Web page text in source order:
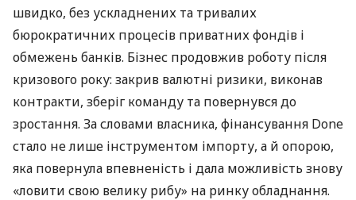
швидко, без ускладнених та тривалих
бюрократичних процесів приватних фондів і
обмежень банків. Бізнес продовжив роботу після
кризового року: закрив валютні ризики, виконав
контракти, зберіг команду та повернувся до
зростання. За словами власника, фінансування Done
стало не лише інструментом імпорту, а й опорою,
яка повернула впевненість і дала можливість знову
«ловити свою велику рибу» на ринку обладнання.